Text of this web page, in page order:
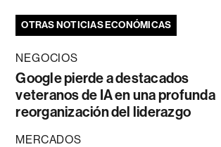
OTRAS NOTICIAS ECONÓMICAS
NEGOCIOS
Google pierde a destacados
veteranos de IA en una profunda
reorganización del liderazgo
MERCADOS